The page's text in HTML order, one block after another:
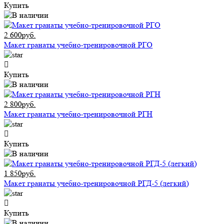
Купить
2 600руб.
Макет гранаты учебно-тренировочной РГО
Купить
2 800руб.
Макет гранаты учебно-тренировочной РГН
Купить
1 850руб.
Макет гранаты учебно-тренировочной РГД-5 (легкий)
Купить